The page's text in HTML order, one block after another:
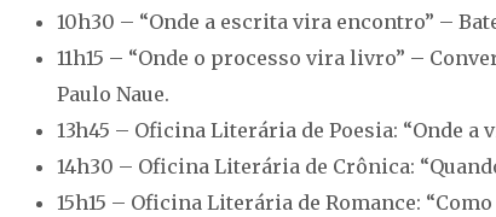
10h30 – “Onde a escrita vira encontro” –
11h15 – “Onde o processo vira livro” –
Paulo Naue.
13h45 – Oficina Literária de Poesia: “Onde a
14h30 – Oficina Literária de Crônica:
15h15 – Oficina Literária de Romance: